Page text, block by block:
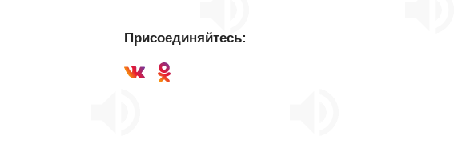
Присоединяйтесь: